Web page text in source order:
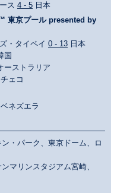
ス 4 - 5 日本
東京プール presented by
・タイペイ 0 - 13 日本
国
ーストラリア
チェコ
ベネズエラ
・パーク、東京ドーム、ロ
マリンスタジアム宮崎、